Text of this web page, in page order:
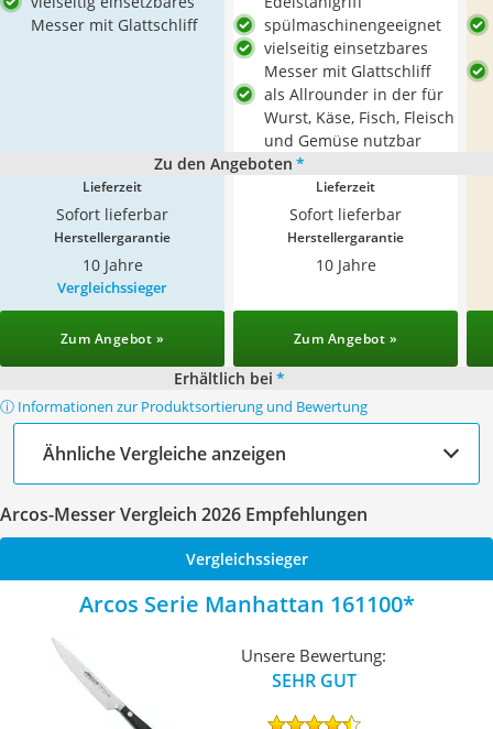
Messer mit Glattschliff
spülmaschinengeeignet
vielseitig einsetzbares
Messer mit Glattschliff
als Allrounder in der für
Wurst, Käse, Fisch, Fleisch
und Gemüse nutzbar
Zu den Angeboten *
Lieferzeit
Sofort lieferbar
Lieferzeit
Sofort lieferbar
Herstellergarantie
10 Jahre
Herstellergarantie
10 Jahre
Vergleichssieger
Zum Angebot » Zum Angebot »
Erhältlich bei *
ⓘ Informationen zur Produktsortierung und Bewertung
Ähnliche Vergleiche anzeigen
Arcos-Messer Vergleich 2026 Empfehlungen
Vergleichssieger
Arcos Serie Manhattan 161100
Unsere Bewertung:
SEHR GUT